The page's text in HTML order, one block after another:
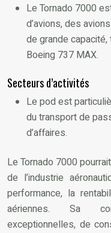
Le Tornado 7000
d’avions, des
de grande
Boeing 737 MAX.
Secteurs d’activités
Le pod est
du transport de
d’affaires.
Le Tornado 7000
de l’industrie
performance, la
aériennes. Sa
exceptionnelles, de